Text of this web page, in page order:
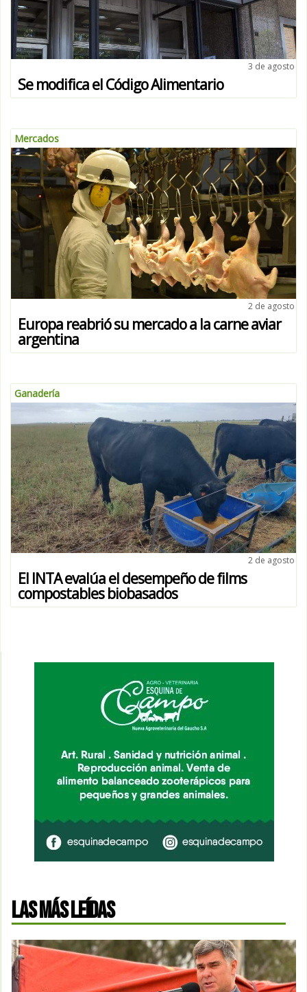
3 de agosto
Se modifica el Código Alimentario
Mercados
2 de agosto
Europa reabrió su mercado a la carne aviar
argentina
Ganadería
2 de agosto
El INTA evalúa el desempeño de films
compostables biobasados
LAS MÁS LEÍDAS